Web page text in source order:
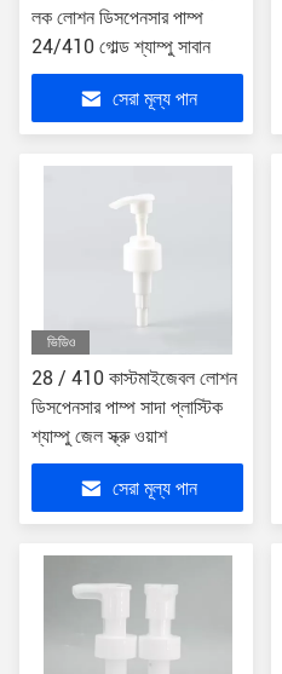
লক লোশন ডিসপেনসার পাম্প
24/410 গোল্ড শ্যাম্পু সাবান
সেরা মূল্য পান
ভিডিও
28 / 410 কাস্টমাইজেবল লোশন
ডিসপেনসার পাম্প সাদা প্লাস্টিক
শ্যাম্পু জেল স্ক্রু ওয়াশ
সেরা মূল্য পান